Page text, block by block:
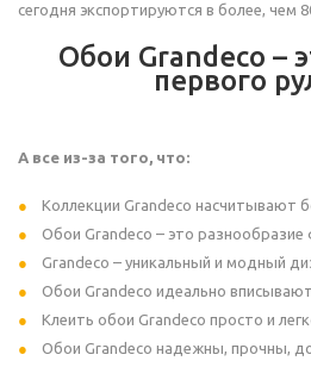
сегодня экспортируются в более, чем
Обои Grandeco –
первого
А все из-за того, что:
Коллекции Grandeco насчитывают
Обои Grandeco – это разнообразие
Grandeco – уникальный и модный
Обои Grandeco идеально
Клеить обои Grandeco просто и
Обои Grandeco надежны, прочны,